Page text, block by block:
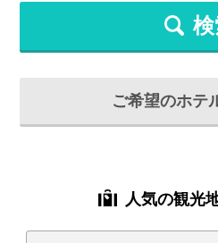
ご希望のホテ
人気の観光